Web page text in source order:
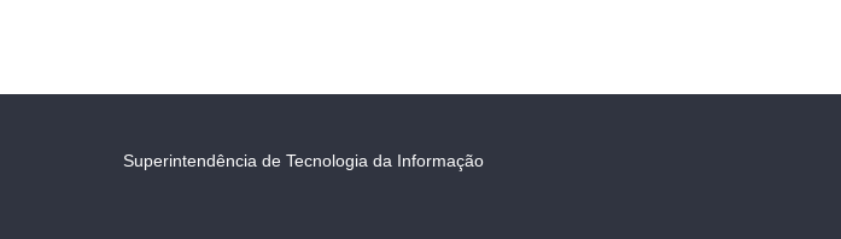
Superintendência de Tecnologia da Informação